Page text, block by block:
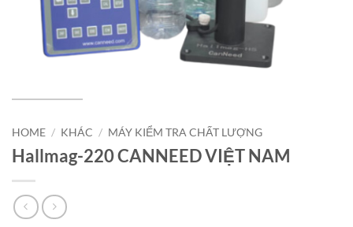
HOME / KHÁC / MÁY KIỂM TRA CHẤT LƯỢNG
Hallmag-220 CANNEED VIỆT NAM